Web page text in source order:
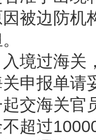
被边防机
境过海关
申报单请
交海关官
超过